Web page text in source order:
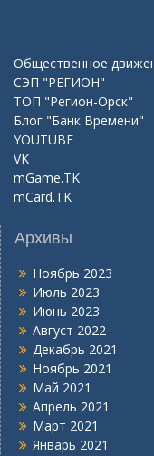
Общественное
СЭП "РЕГИОН"
ТОП "Регион-Орск"
Блог "Банк Времени"
YOUTUBE
VK
mGame.TK
mCard.TK
Архивы
Ноябрь 2023
Июль 2023
Июнь 2023
Август 2022
Декабрь 2021
Ноябрь 2021
Май 2021
Апрель 2021
Март 2021
Январь 2021